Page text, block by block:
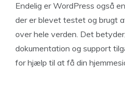
Endelig er WordPress også
der er blevet testet og brugt
over hele verden. Det
dokumentation og support
for hjælp til at få din